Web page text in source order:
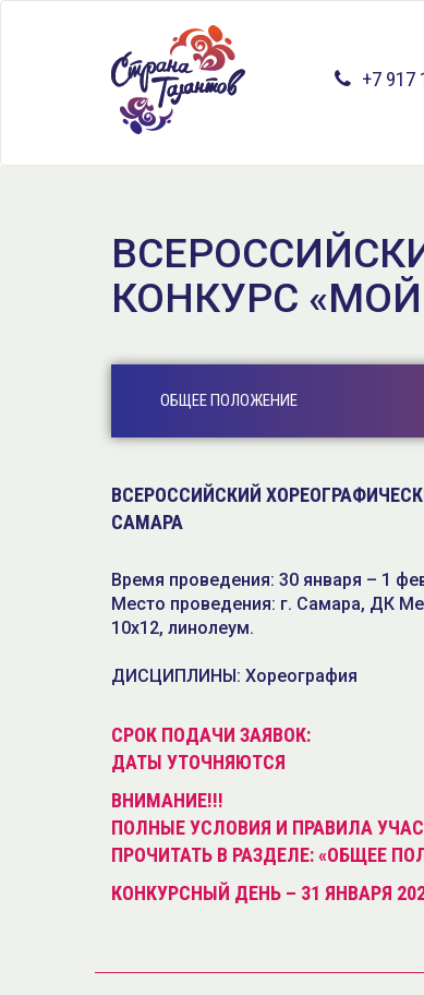
+7 917
КОНКУРС
ОБЩЕЕ ПОЛОЖЕНИЕ
ВСЕРОССИЙСКИЙ
САМАРА
Время проведения: 30 января – 1
Место проведения: г. Самара, ДК
10х12, линолеум.
ДИСЦИПЛИНЫ: Хореография
СРОК ПОДАЧИ ЗАЯВОК:
ДАТЫ УТОЧНЯЮТСЯ
ВНИМАНИЕ!!!
ПОЛНЫЕ УСЛОВИЯ И ПРАВИЛА
ПРОЧИТАТЬ В РАЗДЕЛЕ: «ОБЩЕЕ
КОНКУРСНЫЙ ДЕНЬ – 31 ЯНВАРЯ